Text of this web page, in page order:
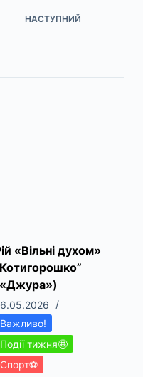
НАСТУПНИЙ
«Вільні духом»
Важливо!
Події тижня🤩
Спорт⚽